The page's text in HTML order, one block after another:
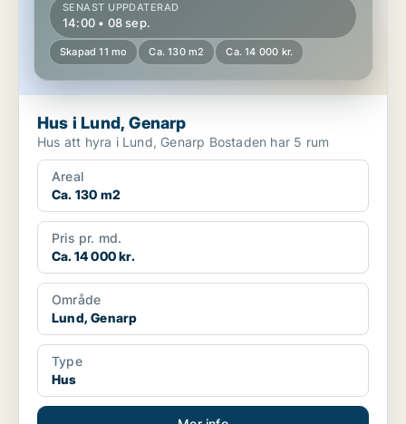
SENAST UPPDATERAD
14:00 • 08 sep.
Skapad 11 mo Ca. 130 m2 Ca. 14 000 kr.
Hus i Lund, Genarp
Hus att hyra i Lund, Genarp Bostaden har 5 rum
Areal
Ca. 130 m2
Pris pr. md.
Ca. 14 000 kr.
Område
Lund, Genarp
Type
Hus